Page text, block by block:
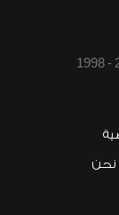
جميع الحقوق محفوظة © 2026 - 1998
نحن